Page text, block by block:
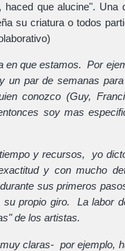
que alucine". Una
su criatura o todos
en que estamos. Por
un par de semanas
conozco (Guy,
soy mas
y recursos, yo
y con mucho
sus primeros
su propio giro. La labor
de los artistas.
claras- por ejemplo,